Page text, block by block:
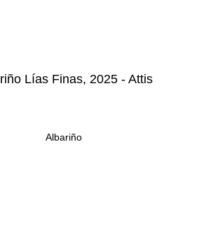
Lías Finas, 2025 - Attis
Albariño